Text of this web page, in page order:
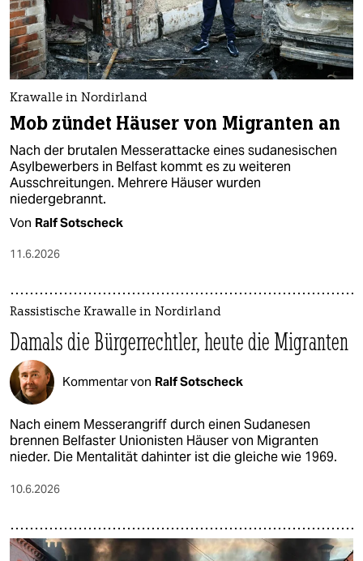
Krawalle in Nordirland
Mob zündet Häuser von Migranten an
Nach der brutalen Messerattacke eines sudanesischen
Asylbewerbers in Belfast kommt es zu weiteren
Ausschreitungen. Mehrere Häuser wurden
niedergebrannt.
Von Ralf Sotscheck
11.6.2026
Rassistische Krawalle in Nordirland
Damals die Bürgerrechtler, heute die Migranten
Kommentar von Ralf Sotscheck
Nach einem Messerangriff durch einen Sudanesen
brennen Belfaster Unionisten Häuser von Migranten
nieder. Die Mentalität dahinter ist die gleiche wie 1969.
10.6.2026